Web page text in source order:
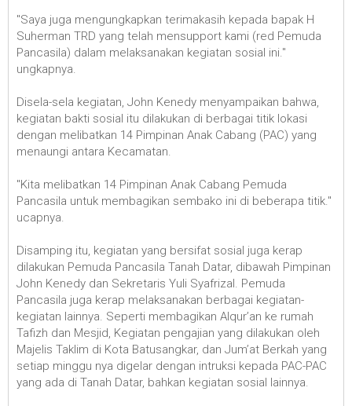
"Saya juga mengungkapkan terimakasih kepada bapak H
Suherman TRD yang telah mensupport kami (red Pemuda
Pancasila) dalam melaksanakan kegiatan sosial ini."
ungkapnya.
Disela-sela kegiatan, John Kenedy menyampaikan bahwa,
kegiatan bakti sosial itu dilakukan di berbagai titik lokasi
dengan melibatkan 14 Pimpinan Anak Cabang (PAC) yang
menaungi antara Kecamatan.
"Kita melibatkan 14 Pimpinan Anak Cabang Pemuda
Pancasila untuk membagikan sembako ini di beberapa titik."
ucapnya.
Disamping itu, kegiatan yang bersifat sosial juga kerap
dilakukan Pemuda Pancasila Tanah Datar, dibawah Pimpinan
John Kenedy dan Sekretaris Yuli Syafrizal. Pemuda
Pancasila juga kerap melaksanakan berbagai kegiatan-
kegiatan lainnya. Seperti membagikan Alqur’an ke rumah
Tafizh dan Mesjid, Kegiatan pengajian yang dilakukan oleh
Majelis Taklim di Kota Batusangkar, dan Jum’at Berkah yang
setiap minggu nya digelar dengan intruksi kepada PAC-PAC
yang ada di Tanah Datar, bahkan kegiatan sosial lainnya.